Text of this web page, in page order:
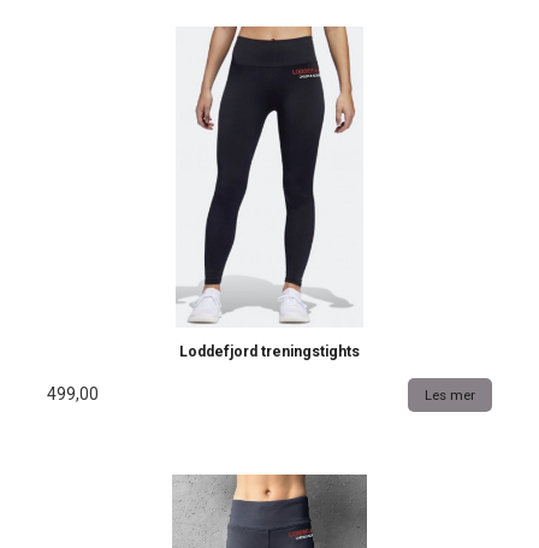
Loddefjord treningstights
499,00 Les mer